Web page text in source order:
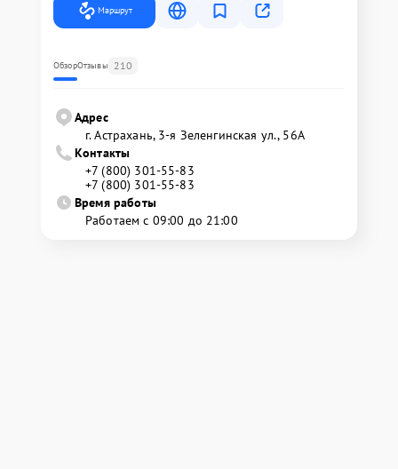
Маршрут
ОбзорОтзывы 210
Адрес
г. Астрахань, 3-я Зеленгинская ул., 56А
Контакты
+7 (800) 301-55-83
+7 (800) 301-55-83
Время работы
Работаем с 09:00 до 21:00